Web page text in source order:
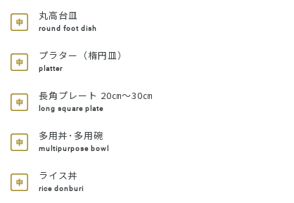
丸高台皿
round foot dish
プラター（楕円皿）
platter
長角プレート 20㎝～30㎝
long square plate
多用丼･多用碗
multipurpose bowl
ライス丼
rice donburi